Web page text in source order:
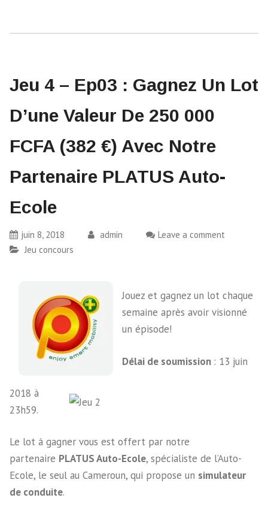
Jeu 4 – Ep03 : Gagnez Un Lot
D’une Valeur De 250 000
FCFA (382 €) Avec Notre
Partenaire PLATUS Auto-
Ecole
juin 8, 2018 admin
Leave a comment
Jeu concours
Jouez et gagnez un lot chaque
semaine après avoir visionné
un épisode!
Délai de soumission : 13 juin
2018 à
23h59.
Le lot à gagner vous est offert par notre
partenaire PLATUS Auto-Ecole, spécialiste de l’Auto-
Ecole, le seul au Cameroun, qui propose un simulateur
de conduite.